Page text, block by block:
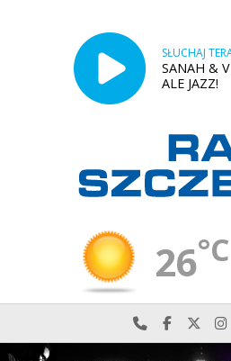
SŁUCHAJ
SANAH &
ALE JAZZ!
26°C
Najlepiej po